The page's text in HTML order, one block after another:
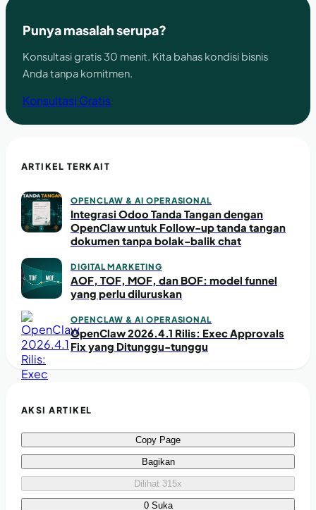
Punya masalah serupa?
Konsultasi gratis 30 menit. Kita bahas kondisi bisnis
Anda tanpa komitmen.
Konsultasi Gratis
ARTIKEL TERKAIT
OPENCLAW & AI OPERASIONAL
Integrasi Odoo Tanda Tangan dengan
OpenClaw untuk Follow-up tanda tangan
dokumen tanpa bolak-balik chat
DIGITAL MARKETING
AOF, TOF, MOF, dan BOF: model funnel
yang perlu diluruskan
OPENCLAW & AI OPERASIONAL
OpenClaw 2026.4.1 Rilis: Exec Approvals
Fix yang Ditunggu-tunggu
AKSI ARTIKEL
Copy Page
Bagikan
Dilihat 315x
0 Suka